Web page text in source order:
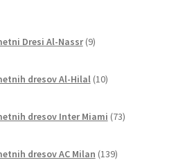
Dresi Al-Nassr 9izdelkov
dresov Al-Hilal 10izdelkov
dresov Inter Miami 73izdelkov
dresov AC Milan 139izdelkov